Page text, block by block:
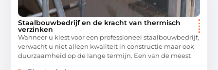
Staalbouwbedrijf en de kracht van thermisch
verzinken
Wanneer u kiest voor een professioneel staalbouwbedrijf,
verwacht u niet alleen kwaliteit in constructie maar ook
duurzaamheid op de lange termijn. Een van de meest